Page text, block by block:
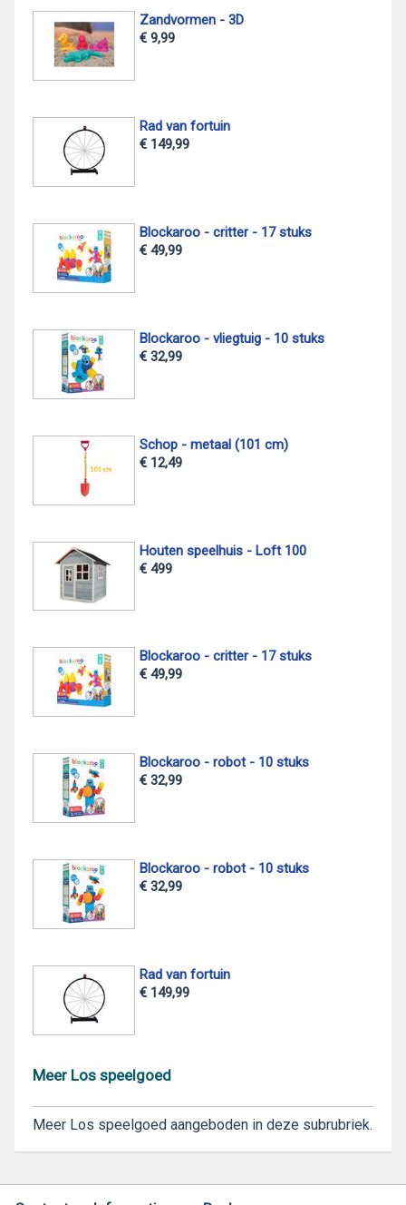
Zandvormen - 3D
€ 9,99
Rad van fortuin
€ 149,99
Blockaroo - critter - 17 stuks
€ 49,99
Blockaroo - vliegtuig - 10 stuks
€ 32,99
Schop - metaal (101 cm)
€ 12,49
Houten speelhuis - Loft 100
€ 499
Blockaroo - critter - 17 stuks
€ 49,99
Blockaroo - robot - 10 stuks
€ 32,99
Blockaroo - robot - 10 stuks
€ 32,99
Rad van fortuin
€ 149,99
Meer Los speelgoed
Meer Los speelgoed aangeboden in deze subrubriek.